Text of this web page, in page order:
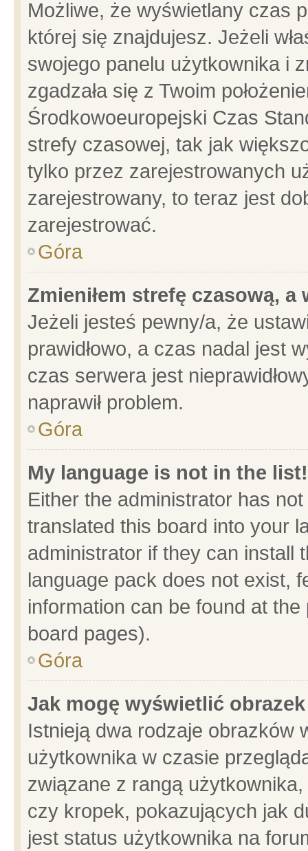
Możliwe, że wyświetlany czas
której się znajdujesz. Jeżeli
swojego panelu użytkownika i
zgadzała się z Twoim
Środkowoeuropejski Czas
strefy czasowej, tak jak
tylko przez zarejestrowanych
zarejestrowany, to teraz jest
zarejestrować.
Góra
Zmieniłem strefę czasową,
Jeżeli jesteś pewny/a, że
prawidłowo, a czas nadal jest
czas serwera jest
naprawił problem.
Góra
My language is not in the list!
Either the administrator has
translated this board into your
administrator if they can install
language pack does not exist,
information can be found at
board pages).
Góra
Jak mogę wyświetlić
Istnieją dwa rodzaje obrazków
użytkownika w czasie
związane z rangą
czy kropek, pokazujących jak
jest status użytkownika na